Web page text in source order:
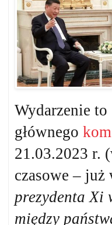
Wydarzenie to
głównego
21.03.2023 r.
czasowe – już
prezydenta Xi
między